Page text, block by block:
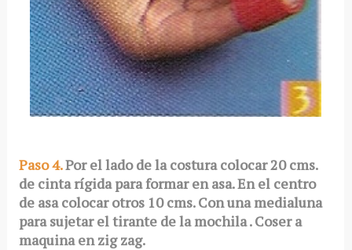
Paso 4.Por el lado de la costura colocar 20 cms.
de cinta rígida para formar en asa. En el centro
de asa colocar otros 10 cms. Con una medialuna
para sujetar el tirante de la mochila . Coser a
maquina en zig zag.